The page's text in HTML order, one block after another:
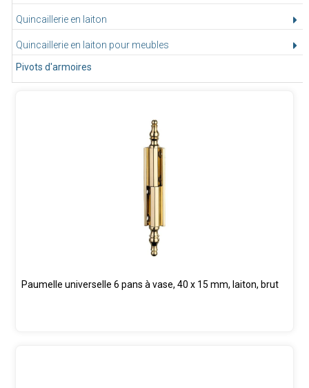
Quincaillerie en laiton
Quincaillerie en laiton pour meubles
Pivots d'armoires
Paumelle universelle 6 pans à vase, 40 x 15 mm, laiton, brut